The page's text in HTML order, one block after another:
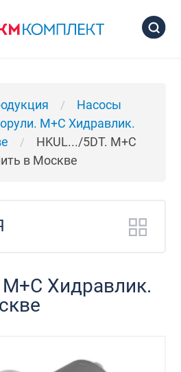
/
Насосы
М+C Хидравлик.
/
HKUL.../5DT. М+C
в Москве
М+C Хидравлик.